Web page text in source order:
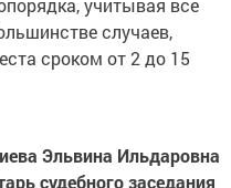
случаев,
сроком от 2 до 15
судебного заседания